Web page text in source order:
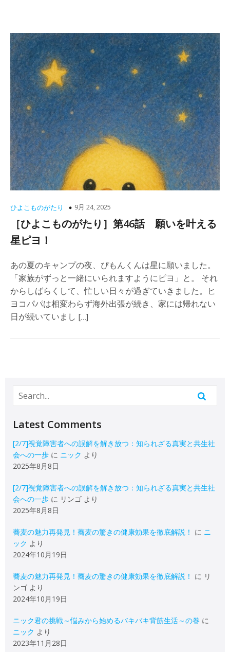
ひよこものがたり 9月 24, 2025
［ひよこものがたり］第46話 願いを叶える
星ピヨ！
あの夏のキャンプの夜、ぴもんくんは星に願いました。
「家族がずっと一緒にいられますようにピヨ」と。 それ
からしばらくして、忙しい日々が過ぎていきました。ヒ
ヨコパパは相変わらず海外出張が続き、家には帰れない
日が続いていまし […]
Latest Comments
[2/7]視覚障害者への誤解を解き放つ：知られざる真実と共生社
会への一歩 に ニック より
2025年8月8日
[2/7]視覚障害者への誤解を解き放つ：知られざる真実と共生社
会への一歩 に リンゴ より
2025年8月8日
蕎麦の魅力再発見！蕎麦の驚きの健康効果を徹底解説！ に ニ
ック より
2024年10月19日
蕎麦の魅力再発見！蕎麦の驚きの健康効果を徹底解説！ に リ
ンゴ より
2024年10月19日
ニック君の挑戦～悩みから始めるバキバキ背筋生活～の巻 に
ニック より
2023年11月28日